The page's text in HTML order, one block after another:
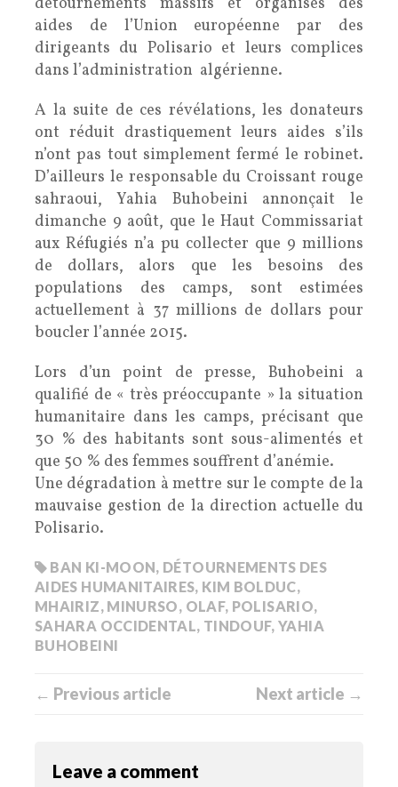
aides de l’Union européenne par des
dirigeants du Polisario et leurs complices
dans l’administration algérienne.
A la suite de ces révélations, les donateurs
ont réduit drastiquement leurs aides s’ils
n’ont pas tout simplement fermé le robinet.
D’ailleurs le responsable du Croissant rouge
sahraoui, Yahia Buhobeini annonçait le
dimanche 9 août, que le Haut Commissariat
aux Réfugiés n’a pu collecter que 9 millions
de dollars, alors que les besoins des
populations des camps, sont estimées
actuellement à 37 millions de dollars pour
boucler l’année 2015.
Lors d’un point de presse, Buhobeini a
qualifié de « très préoccupante » la situation
humanitaire dans les camps, précisant que
30 % des habitants sont sous-alimentés et
que 50 % des femmes souffrent d’anémie.
Une dégradation à mettre sur le compte de la
mauvaise gestion de la direction actuelle du
Polisario.
BAN KI-MOON, DÉTOURNEMENTS DES
AIDES HUMANITAIRES, KIM BOLDUC,
MHAIRIZ, MINURSO, OLAF, POLISARIO,
SAHARA OCCIDENTAL, TINDOUF,YAHIA
BUHOBEINI
← Previous article Next article →
Leave a comment